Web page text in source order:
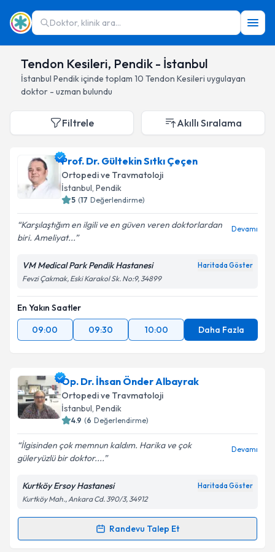
Doktor, klinik ara...
Tendon Kesileri, Pendik - İstanbul
İstanbul Pendikiçinde toplam 10 Tendon Kesileri uygulayan
doktor - uzman bulundu
Filtrele Akıllı Sıralama
Prof. Dr. Gültekin Sıtkı Çeçen
Ortopedi ve Travmatoloji
İstanbul, Pendik
5 (17 Değerlendirme)
Karşılaştığım en ilgili ve en güven veren doktorlardan
biri. Ameliyat...
Devamı
VM Medical Park Pendik Hastanesi Haritada Göster
Fevzi Çakmak, Eski Karakol Sk. No:9, 34899
En Yakın Saatler
09:00
09:30 10:00 Daha Fazla
Op. Dr. İhsan Önder Albayrak
Ortopedi ve Travmatoloji
İstanbul, Pendik
4.9 (6 Değerlendirme)
İlgisinden çok memnun kaldım. Harika ve çok
güleryüzlü bir doktor....
Devamı
Kurtköy Ersoy Hastanesi Haritada Göster
Kurtköy Mah., Ankara Cd. 390/3, 34912
Randevu Talep Et
Randevu Takvimi Talebi